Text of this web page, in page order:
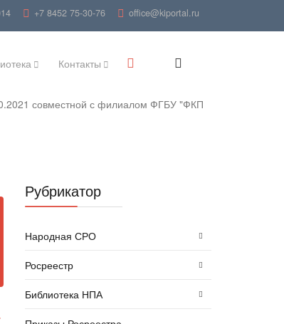
+7 8452 75-30-76 office@kiportal.ru
Контакты
совместной с филиалом ФГБУ "ФКП
Рубрикатор
Народная СРО
Росреестр
Библиотека НПА